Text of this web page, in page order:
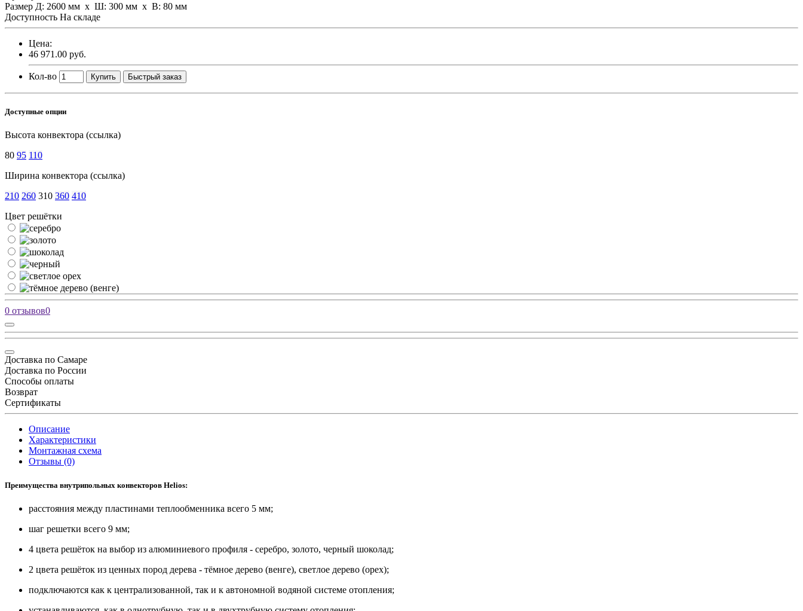
Размер Д: 2600 мм х Ш: 300 мм x В: 80 мм
Доступность На складе
Цена:
46 971.00 руб.
Кол-во Купить Быстрый заказ
Доступные опции
Высота конвектора (ссылка)
80 95 110
Ширина конвектора (ссылка)
210 260 310 360 410
Цвет решётки
0 отзывов0
Доставка по Самаре
Доставка по России
Способы оплаты
Возврат
Сертификаты
Описание
Характеристики
Монтажная схема
Отзывы (0)
Преимущества внутрипольных конвекторов Helios:
расстояния между пластинами теплообменника всего 5 мм;
шаг решетки всего 9 мм;
4 цвета решёток на выбор из алюминиевого профиля - серебро, золото, черный шоколад;
2 цвета решёток из ценных пород дерева - тёмное дерево (венге), светлое дерево (орех);
подключаются как к централизованной, так и к автономной водяной системе отопления;